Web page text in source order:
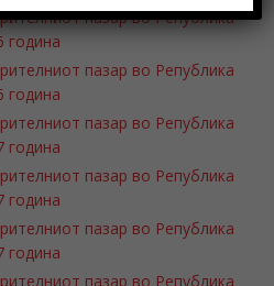
пазар во Република
година
пазар во Република
година
пазар во Република
година
пазар во Република
година
пазар во Република
година
пазар во Република